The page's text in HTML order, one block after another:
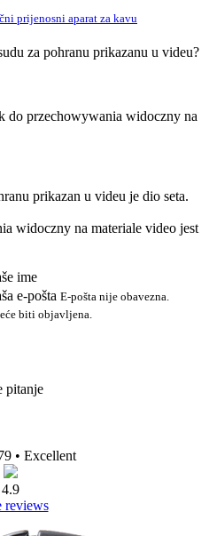
prijenosni aparat za kavu
za pohranu prikazanu u videu?
do przechowywania widoczny na
prikazan u videu je dio seta.
widoczny na materiale video jest
ime
e-pošta E-pošta nije obavezna.
biti objavljena.
pitanje
• Excellent
4.9
reviews